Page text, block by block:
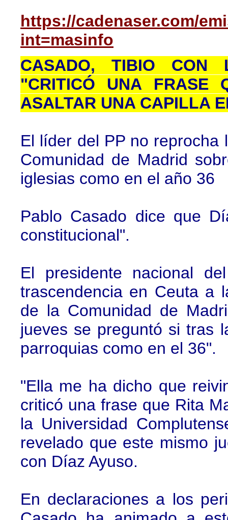
https://cadenaser.com/
int=masinfo
CASADO, TIBIO CON
"CRITICÓ UNA FRASE
ASALTAR UNA CAPILLA
El líder del PP no reprocha
Comunidad de Madrid
iglesias como en el año 36
Pablo Casado dice que
constitucional".
El presidente nacional
trascendencia en Ceuta a
de la Comunidad de
jueves se preguntó si tras
parroquias como en el 36".
"Ella me ha dicho que
criticó una frase que Rita
la Universidad
revelado que este mismo
con Díaz Ayuso.
En declaraciones a los